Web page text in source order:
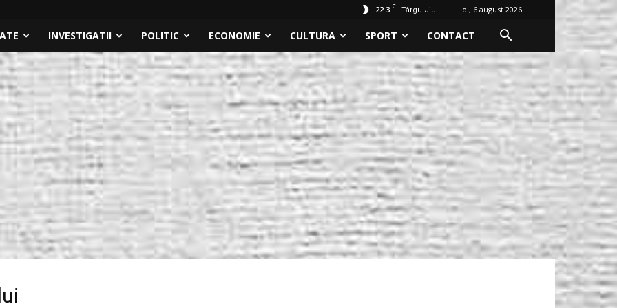
22.3 C Târgu Jiu joi, 6 august 2026
INVESTIGATII POLITIC ECONOMIE CULTURA SPORT CONTACT